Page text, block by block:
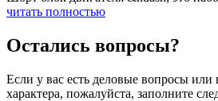
читать полностью
Остались вопросы?
Если у вас есть деловые вопросы или
характера, пожалуйста, заполните